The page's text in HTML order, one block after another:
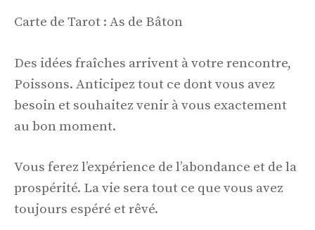
Carte de Tarot : As de Bâton
Des idées fraîches arrivent à votre rencontre,
Poissons. Anticipez tout ce dont vous avez
besoin et souhaitez venir à vous exactement
au bon moment.
Vous ferez l’expérience de l’abondance et de la
prospérité. La vie sera tout ce que vous avez
toujours espéré et rêvé.